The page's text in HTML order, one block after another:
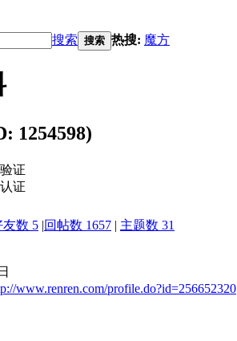
搜索 搜索 热搜: 魔方
1254598)
证
证
友数 5 |回帖数 1657 | 主题数 31
www.renren.com/profile.do?id=256652320